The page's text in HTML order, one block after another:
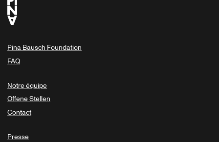
Pina Bausch Foundation
FAQ
Notre équipe
Offene Stellen
Contact
Presse